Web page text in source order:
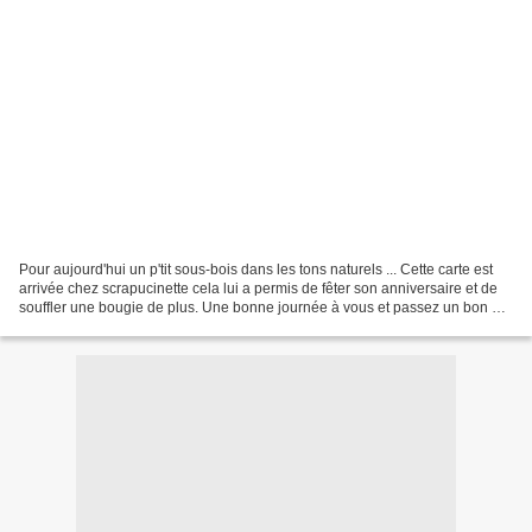
Pour aujourd'hui un p'tit sous-bois dans les tons naturels ... Cette carte est
arrivée chez scrapucinette cela lui a permis de fêter son anniversaire et de
souffler une bougie de plus. Une bonne journée à vous et passez un bon 11